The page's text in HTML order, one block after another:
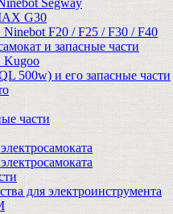
Segway
G30
Ninebot F20 / F25 / F30 / F40
и запасные части
Kugoo
500w) и его запасные части
части
для электроинструмента